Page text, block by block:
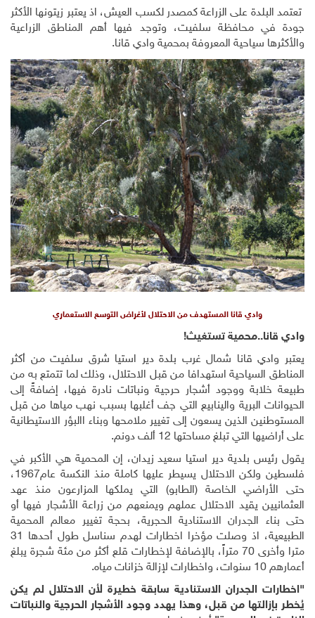
تعتمد البلدة على الزراعة كمصدر لكسب العيش، اذ يعتبر زيتونها الأكثر
جودة في محافظة سلفيت، وتوجد فيها أهم المناطق الزراعية
والأكثرها سياحية المعروفة بمحمية وادي قانا.
وادي قانا المستهدف من الاحتلال لأغراض التوسع الاستعماري
وادي قانا..محمية تستغيث!
يعتبر وادي قانا شمال غرب بلدة دير استيا شرق سلفيت من أكثر
المناطق السياحية استهدافا من قبل الاحتلال، وذلك لما تتمتع به من
طبيعة خلابة ووجود أشجار حرجية ونباتات نادرة فيها، إضافةً إلى
الحيوانات البرية والينابيع التي جف أغلبها بسبب نهب مياها من قبل
المستوطنين الذين يسعون إلى تغيير ملامحها وبناء االبؤر الاستيطانية
على أراضيها التي تبلغ مساحتها 12 ألف دونم.
يقول رئيس بلدية دير استيا سعيد زيدان، إن المحمية هي الأكبر في
فلسطين ولكن الاحتلال يسيطر عليها كاملة منذ النكسة عام1967،
حتى الأراضي الخاصة (الطابو) التي يملكها المزارعون منذ عهد
العثمانيين يقيد الاحتلال عملهم ويمنعهم من زراعة الأشجار فيها أو
حتى بناء الجدران الاستنادية الحجرية، بحجة تغيير معالم المحمية
الطبيعية، اذ وصلت مؤخرا اخطارات لهدم سناسل طول أحدها 31
مترا وأخرى 70 متراً، بالإضافة لإخطارات قلع أكثر من مئة شجرة يبلغ
أعمارهم 10 سنوات، واخطارات لإزالة خزانات مياه.
"اخطارات الجدران الاستنادية سابقة خطيرة لأن الاحتلال لم يكن
يُخطر بإزالتها من قبل، وهذا يهدد وجود الأشجار الحرجية والنباتات